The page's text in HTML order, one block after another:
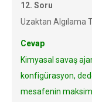
12. Soru
Uzaktan Algılama
Cevap
Kimyasal savaş
konfigürasyon,
mesafenin